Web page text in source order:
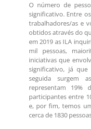
O número de
significativo. Entre
trabalhadores/as e
obtidos através do
em 2019 as ILA
mil pessoas,
iniciativas que
significativo, já
seguida surgem
representam
participantes entre
e, por fim, temos
cerca de 1830